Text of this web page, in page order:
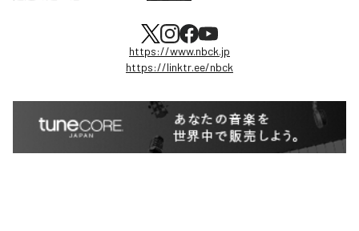
https://www.nbck.jp
https://linktr.ee/nbck